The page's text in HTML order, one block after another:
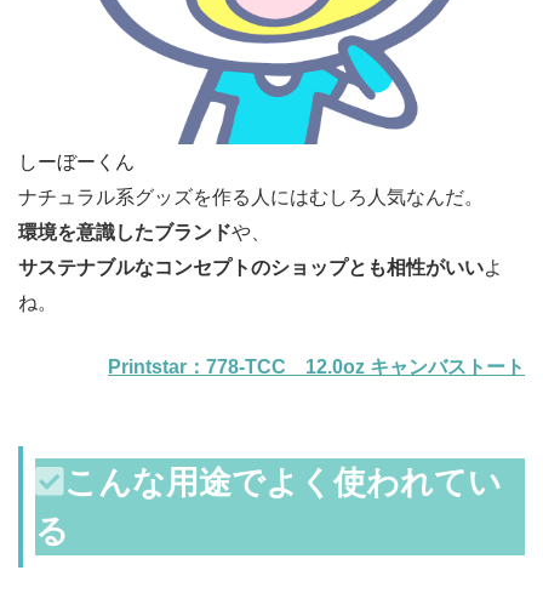
しーぼーくん
ナチュラル系グッズを作る人にはむしろ人気なんだ。
環境を意識したブランドや、
サステナブルなコンセプトのショップとも相性がいいよ
ね。
Printstar：778-TCC 12.0oz キャンバストート
こんな用途でよく使われてい
る